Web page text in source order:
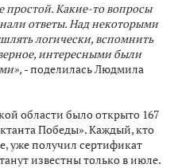
простой. Какие-то вопросы
ответы. Над некоторыми
логически, вспомнить
интересными были
- поделилась Людмила
области было открыто 167
Победы». Каждый, кто
уже получил сертификат
известны только в июле.